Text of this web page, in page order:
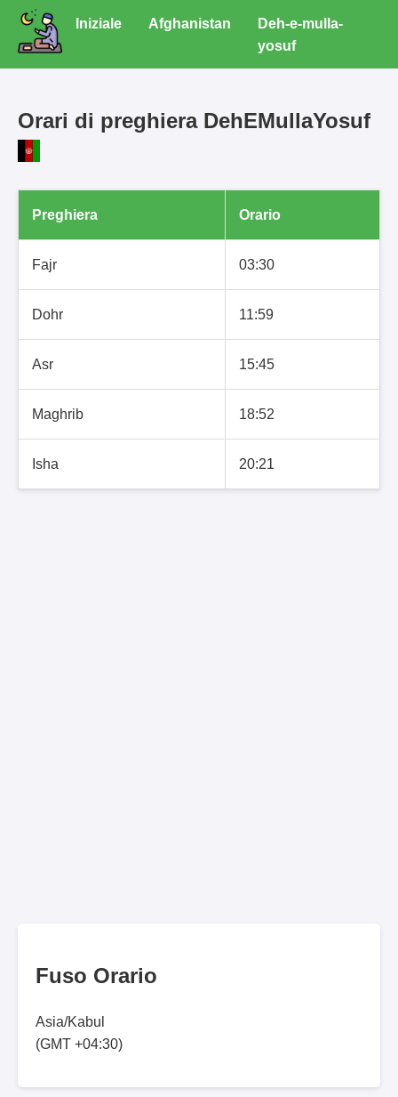
Iniziale Afghanistan
Deh-e-mulla-
yosuf
Orari di preghiera DehEMullaYosuf
Preghiera Orario
Fajr 03:30
Dohr 11:59
Asr 15:45
Maghrib 18:52
Isha 20:21
Fuso Orario
Asia/Kabul
(GMT +04:30)